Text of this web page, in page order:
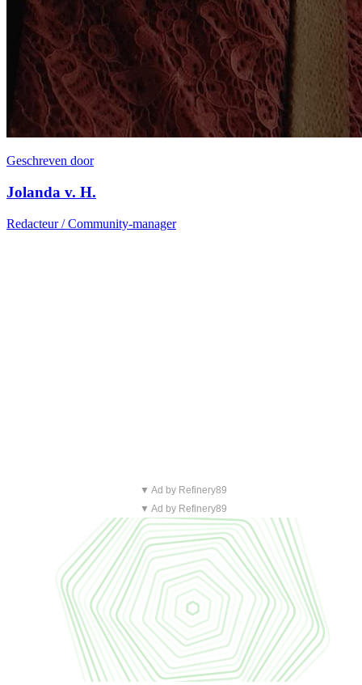
Geschreven door
Jolanda v. H.
Redacteur / Community-manager
▼ Ad by Refinery89
▼ Ad by Refinery89